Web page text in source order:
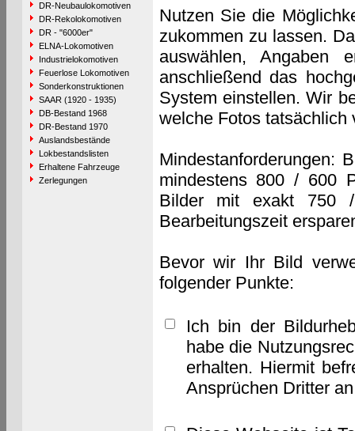
DR-Neubaulokomotiven
DR-Rekolokomotiven
DR - "6000er"
ELNA-Lokomotiven
Industrielokomotiven
Feuerlose Lokomotiven
Sonderkonstruktionen
SAAR (1920 - 1935)
DB-Bestand 1968
DR-Bestand 1970
Auslandsbestände
Lokbestandslisten
Erhaltene Fahrzeuge
Zerlegungen
Nutzen Sie die
zukommen zu lassen.
auswählen, Angaben
anschließend das
System einstellen. Wir
welche Fotos tatsächlich
Mindestanforderungen:
mindestens 800 / 600
Bilder mit exakt 750
Bearbeitungszeit
Bevor wir Ihr Bild
folgender Punkte:
Ich bin der
habe die
erhalten. Hiermit
Ansprüchen Dritter